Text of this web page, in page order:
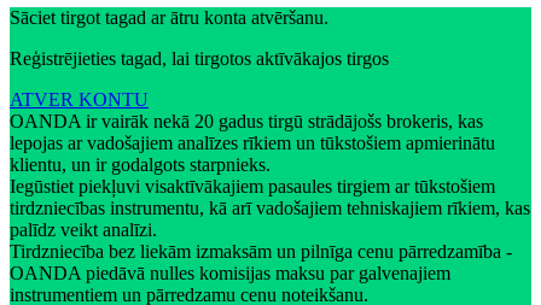
Sāciet tirgot tagad ar ātru konta atvēršanu.
Reģistrējieties tagad, lai tirgotos aktīvākajos tirgos
ATVER KONTU
OANDA ir vairāk nekā 20 gadus tirgū strādājošs brokeris, kas
lepojas ar vadošajiem analīzes rīkiem un tūkstošiem apmierinātu
klientu, un ir godalgots starpnieks.
Iegūstiet piekļuvi visaktīvākajiem pasaules tirgiem ar tūkstošiem
tirdzniecības instrumentu, kā arī vadošajiem tehniskajiem rīkiem, kas
palīdz veikt analīzi.
Tirdzniecība bez liekām izmaksām un pilnīga cenu pārredzamība -
OANDA piedāvā nulles komisijas maksu par galvenajiem
instrumentiem un pārredzamu cenu noteikšanu.